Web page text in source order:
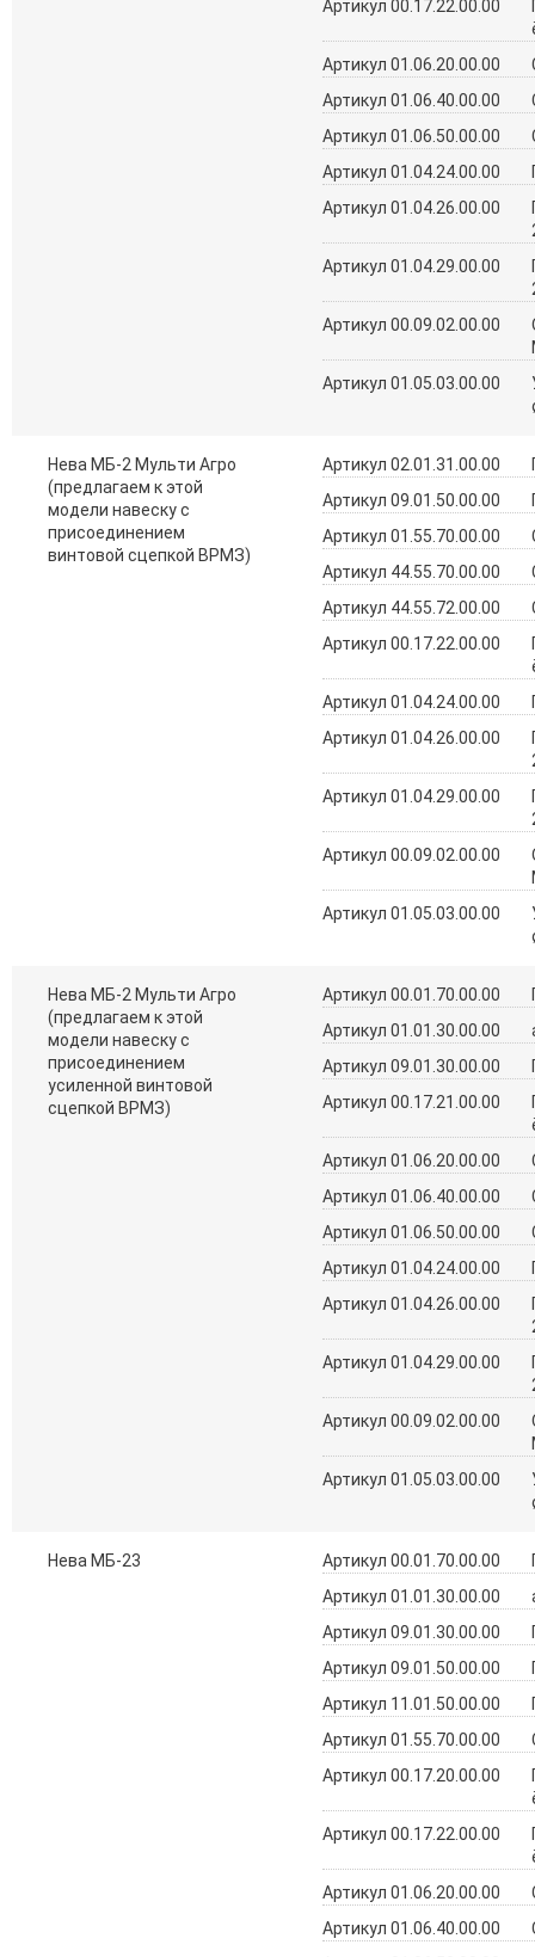
Артикул 00.17.22.00.00
Артикул 01.06.20.00.00
Артикул 01.06.40.00.00
Артикул 01.06.50.00.00
Артикул 01.04.24.00.00
Артикул 01.04.26.00.00
Артикул 01.04.29.00.00
Артикул 00.09.02.00.00
Артикул 01.05.03.00.00
Нева МБ-2 Мульти Агро
(предлагаем к этой
модели навеску с
присоединением
винтовой сцепкой ВРМЗ)
Артикул 02.01.31.00.00
Артикул 09.01.50.00.00
Артикул 01.55.70.00.00
Артикул 44.55.70.00.00
Артикул 44.55.72.00.00
Артикул 00.17.22.00.00
Артикул 01.04.24.00.00
Артикул 01.04.26.00.00
Артикул 01.04.29.00.00
Артикул 00.09.02.00.00
Артикул 01.05.03.00.00
Нева МБ-2 Мульти Агро
(предлагаем к этой
модели навеску с
присоединением
усиленной винтовой
сцепкой ВРМЗ)
Артикул 00.01.70.00.00
Артикул 01.01.30.00.00
Артикул 09.01.30.00.00
Артикул 00.17.21.00.00
Артикул 01.06.20.00.00
Артикул 01.06.40.00.00
Артикул 01.06.50.00.00
Артикул 01.04.24.00.00
Артикул 01.04.26.00.00
Артикул 01.04.29.00.00
Артикул 00.09.02.00.00
Артикул 01.05.03.00.00
Нева МБ-23 Артикул 00.01.70.00.00
Артикул 01.01.30.00.00
Артикул 09.01.30.00.00
Артикул 09.01.50.00.00
Артикул 11.01.50.00.00
Артикул 01.55.70.00.00
Артикул 00.17.20.00.00
Артикул 00.17.22.00.00
Артикул 01.06.20.00.00
Артикул 01.06.40.00.00